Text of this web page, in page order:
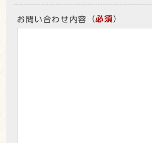
お問い合わせ内容 （必須）